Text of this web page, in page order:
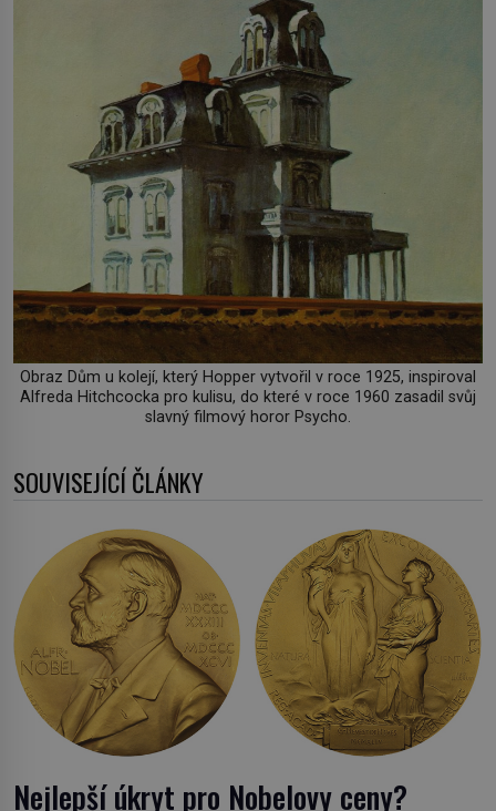
Obraz Dům u kolejí, který Hopper vytvořil v roce 1925, inspiroval
Alfreda Hitchcocka pro kulisu, do které v roce 1960 zasadil svůj
slavný filmový horor Psycho.
SOUVISEJÍCÍ ČLÁNKY
Nejlepší úkryt pro Nobelovy ceny?